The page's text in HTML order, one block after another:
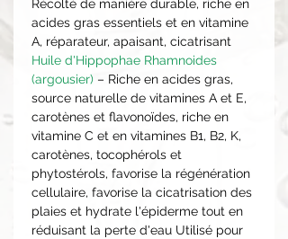
Récolté de manière durable, riche en
acides gras essentiels et en vitamine
A, réparateur, apaisant, cicatrisant
Huile d'Hippophae Rhamnoides
(argousier) – Riche en acides gras,
source naturelle de vitamines A et E,
carotènes et flavonoïdes, riche en
vitamine C et en vitamines B1, B2, K,
carotènes, tocophérols et
phytostérols, favorise la régénération
cellulaire, favorise la cicatrisation des
plaies et hydrate l'épiderme tout en
réduisant la perte d'eau Utilisé pour